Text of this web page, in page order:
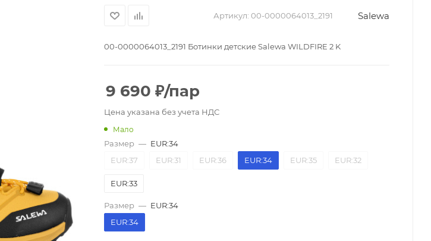
Артикул: 00-0000064013_2191 Salewa
00-0000064013_2191 Ботинки детские Salewa WILDFIRE 2 K
9 690 ₽/пар
Цена указана без учета НДС
Мало
Размер — EUR:34
EUR:37
EUR:31 EUR:36 EUR:34 EUR:35 EUR:32
EUR:33
Размер — EUR:34
EUR:34